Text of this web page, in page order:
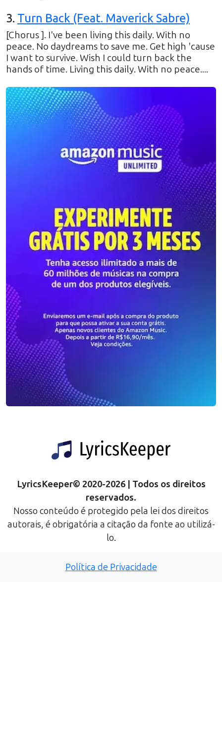
3. Turn Back (Feat. Maverick Sabre)
[Chorus ]. I've been living this daily. With no
peace. No daydreams to save me. Get high 'cause
I want to survive. Wish I could turn back the
hands of time. Living this daily. With no peace....
LyricsKeeper© 2020-2026| Todos os direitos
reservados.
Nosso conteúdo é protegido pela lei dos direitos
autorais, é obrigatória a citação da fonte ao utilizá-
lo.
Política de Privacidade